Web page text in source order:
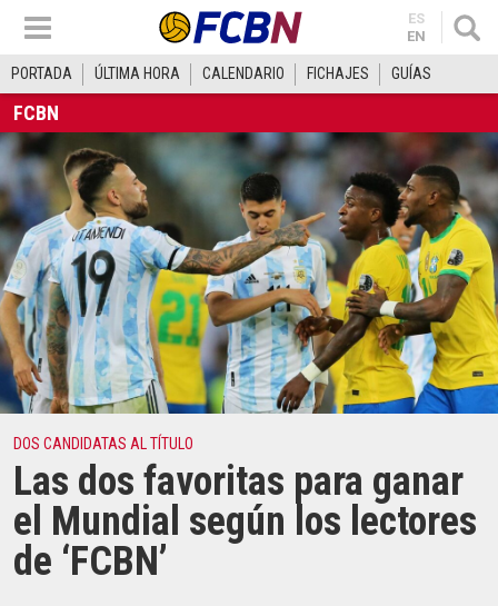
ES
EN
PORTADA ÚLTIMA HORA CALENDARIO FICHAJES GUÍAS
FCBN
DOS CANDIDATAS AL TÍTULO
Las dos favoritas para ganar
el Mundial según los lectores
de ‘FCBN’